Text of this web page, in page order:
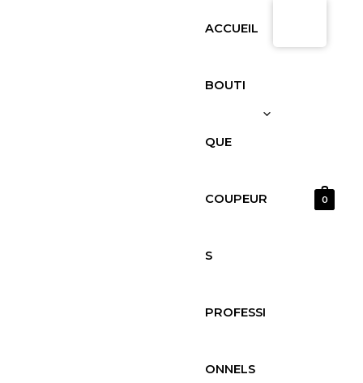
ACCUEIL
BOUTI
QUE
COUPEUR
S
PROFESSI
ONNELS
0